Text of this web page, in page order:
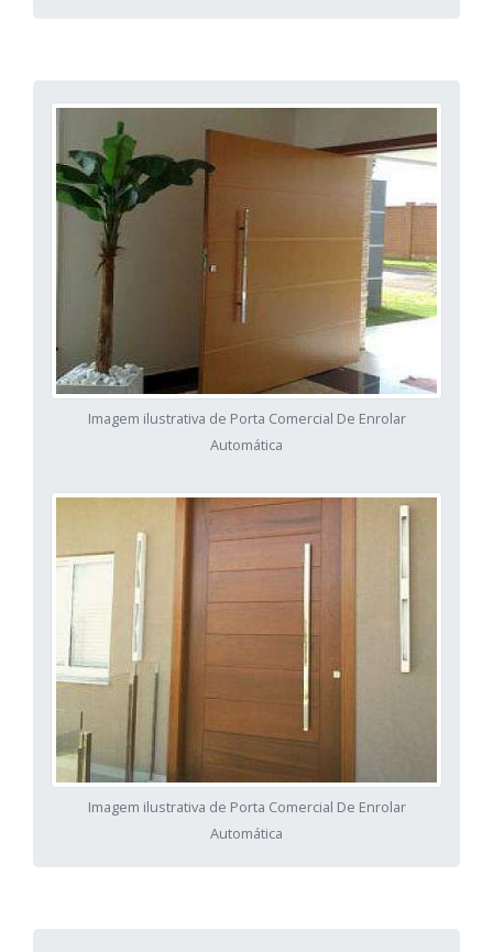
Imagem ilustrativa de Porta Comercial De Enrolar
Automática
Imagem ilustrativa de Porta Comercial De Enrolar
Automática